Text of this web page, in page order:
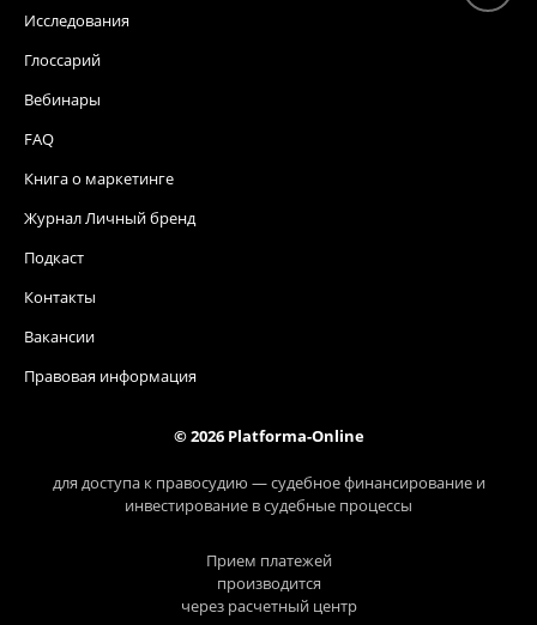
Исследования
Глоссарий
Вебинары
FAQ
Книга о маркетинге
Журнал Личный бренд
Подкаст
Контакты
Вакансии
Правовая информация
© 2026 Platforma-Online
для доступа к правосудию — судебное финансирование и
инвестирование в судебные процессы
Прием платежей
производится
через расчетный центр